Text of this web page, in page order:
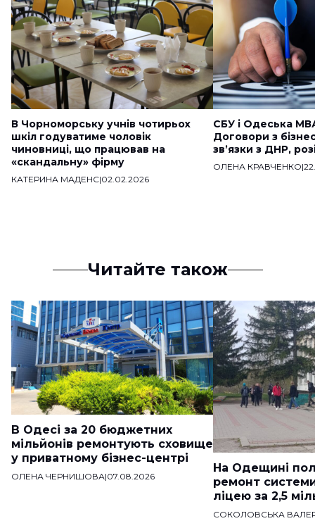
В Чорноморську учнів чотирьох
шкіл годуватиме чоловік
чиновниці, що працював на
«скандальну» фірму
КАТЕРИНА МАДЕНС|02.02.2026
СБУ і Одеська
Договори з
звʼязки з ДНР,
ОЛЕНА КРАВЧЕНКО|
Читайте також
В Одесі за 20 бюджетних
мільйонів ремонтують сховище
у приватному бізнес-центрі
ОЛЕНА ЧЕРНИШОВА|07.08.2026
На Одещині
ремонт
ліцею за 2,5
СОКОЛОВСЬКА